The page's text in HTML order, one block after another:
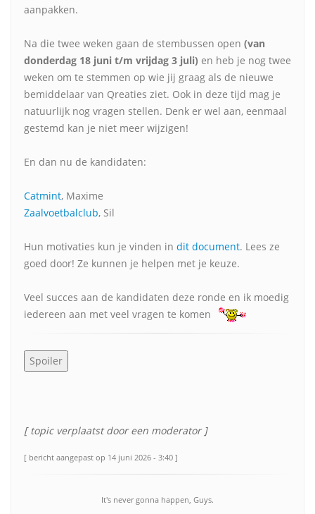
aanpakken.
Na die twee weken gaan de stembussen open (van
donderdag 18 juni t/m vrijdag 3 juli) en heb je nog twee
weken om te stemmen op wie jij graag als de nieuwe
bemiddelaar van Qreaties ziet. Ook in deze tijd mag je
natuurlijk nog vragen stellen. Denk er wel aan, eenmaal
gestemd kan je niet meer wijzigen!
En dan nu de kandidaten:
Catmint, Maxime
Zaalvoetbalclub, Sil
Hun motivaties kun je vinden in dit document. Lees ze
goed door! Ze kunnen je helpen met je keuze.
Veel succes aan de kandidaten deze ronde en ik moedig
iedereen aan met veel vragen te komen
[ topic verplaatst door een moderator ]
[ bericht aangepast op 14 juni 2026 - 3:40 ]
It's never gonna happen, Guys.